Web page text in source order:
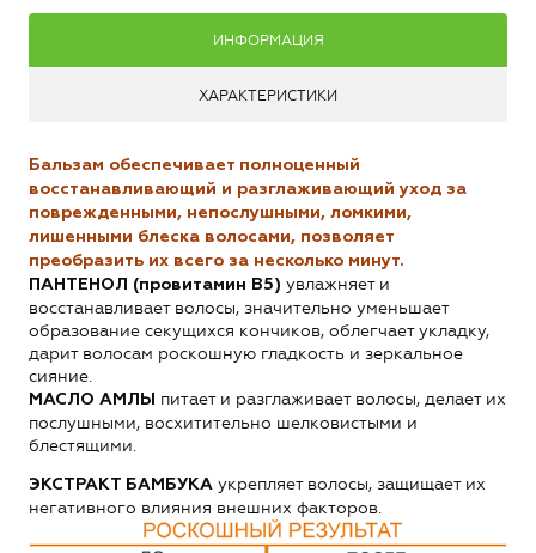
ИНФОРМАЦИЯ
ХАРАКТЕРИСТИКИ
Бальзам обеспечивает полноценный
восстанавливающий и разглаживающий уход за
поврежденными, непослушными, ломкими,
лишенными блеска волосами, позволяет
преобразить их всего за несколько минут.
ПАНТЕНОЛ (провитамин В5) увлажняет и
восстанавливает волосы, значительно уменьшает
образование секущихся кончиков, облегчает укладку,
дарит волосам роскошную гладкость и зеркальное
сияние.
МАСЛО АМЛЫ
питает и разглаживает волосы, делает их
послушными, восхитительно шелковистыми и
блестящими.
ЭКСТРАКТ БАМБУКА укрепляет волосы, защищает их
негативного влияния внешних факторов.